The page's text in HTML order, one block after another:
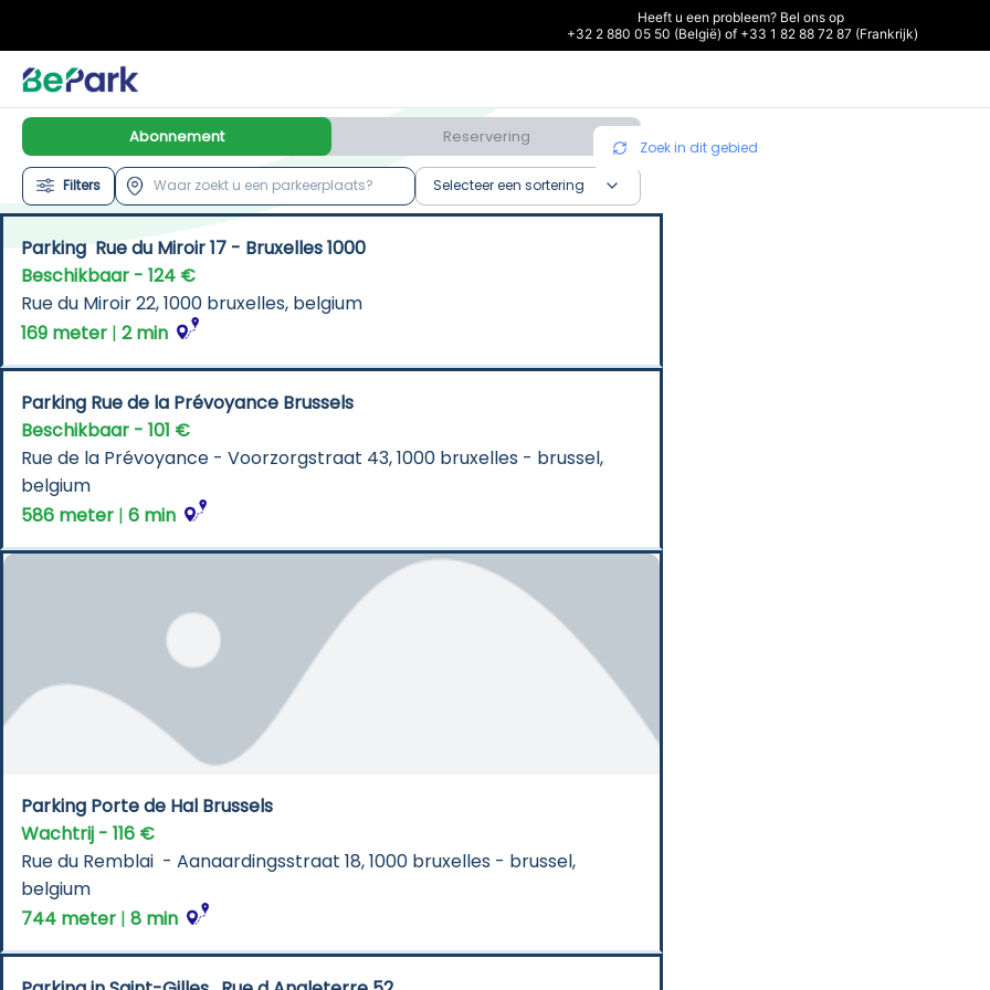
Heeft u een probleem? Bel ons op
+32 2 880 05 50 (België) of +33 1 82 88 72 87 (Frankrijk)
Abonnement Reservering
Filters Selecteer een sortering
Parking  Rue du Miroir 17 - Bruxelles 1000
Beschikbaar - 124 €
Rue du Miroir 22, 1000 bruxelles, belgium
169 meter | 2 min
Parking Rue de la Prévoyance Brussels
Beschikbaar - 101 €
Rue de la Prévoyance - Voorzorgstraat 43, 1000 bruxelles - brussel,
belgium
586 meter | 6 min
Parking Porte de Hal Brussels
Wachtrij - 116 €
Rue du Remblai  - Aanaardingsstraat 18, 1000 bruxelles - brussel,
belgium
744 meter | 8 min
Zoek in dit gebied